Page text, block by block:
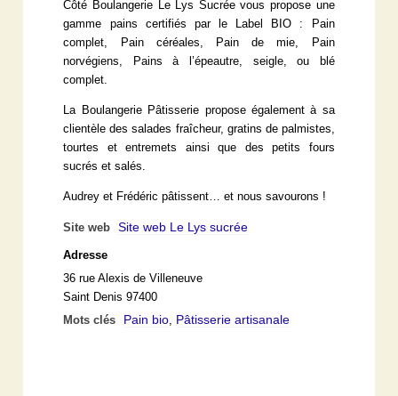
Côté Boulangerie Le Lys Sucrée vous propose une
gamme pains certifiés par le Label BIO : Pain
complet, Pain céréales, Pain de mie, Pain
norvégiens, Pains à l’épeautre, seigle, ou blé
complet.
La Boulangerie Pâtisserie propose également à sa
clientèle des salades fraîcheur, gratins de palmistes,
tourtes et entremets ainsi que des petits fours
sucrés et salés.
Audrey et Frédéric pâtissent… et nous savourons !
Site web Site web Le Lys sucrée
Adresse
36 rue Alexis de Villeneuve
Saint Denis 97400
Mots clés
Pain bio, Pâtisserie artisanale